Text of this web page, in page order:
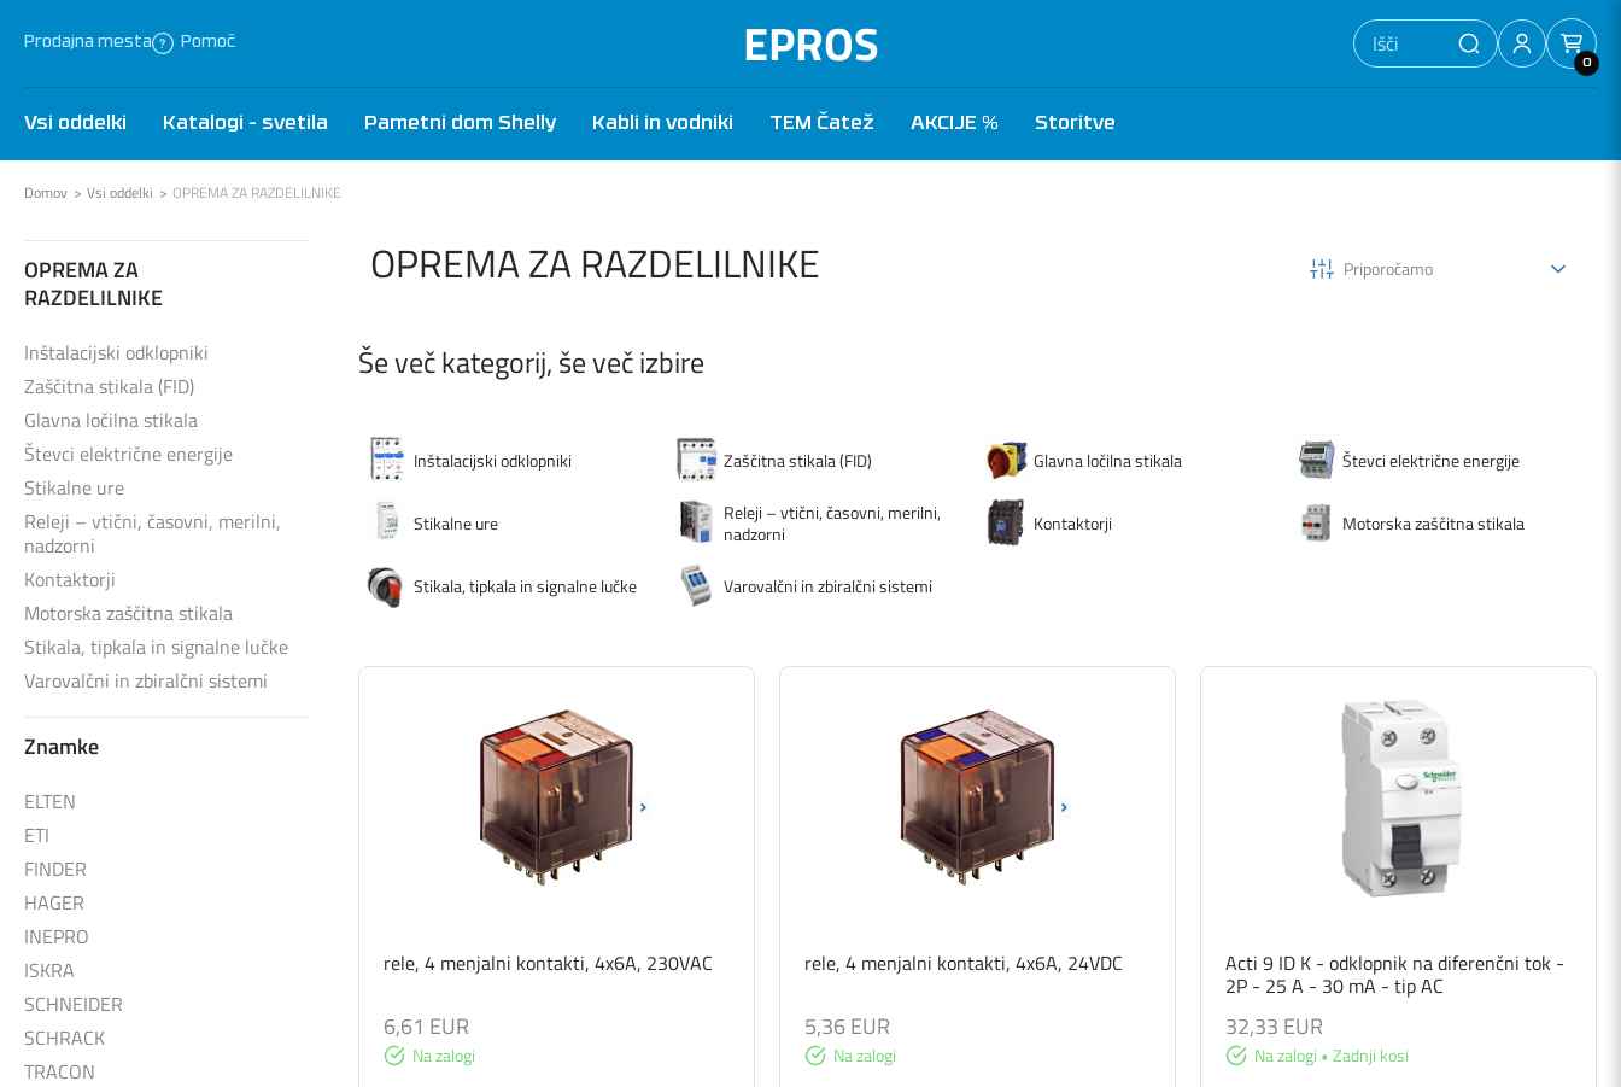
Prodajna mesta Pomoč EPROS 0
Vsi oddelki Katalogi - svetila Pametni dom Shelly Kabli in vodniki TEM Čatež AKCIJE % Storitve
Domov Vsi oddelki OPREMA ZA RAZDELILNIKE
OPREMA ZA
RAZDELILNIKE
Inštalacijski odklopniki
Zaščitna stikala (FID)
Glavna ločilna stikala
Števci električne energije
Stikalne ure
Releji – vtični, časovni, merilni,
nadzorni
Kontaktorji
Motorska zaščitna stikala
Stikala, tipkala in signalne lučke
Varovalčni in zbiralčni sistemi
Znamke
ELTEN
ETI
FINDER
HAGER
INEPRO
ISKRA
SCHNEIDER
SCHRACK
TRACON
OPREMA ZA RAZDELILNIKE Priporočamo
Še več kategorij, še več izbire
Inštalacijski odklopniki Zaščitna stikala (FID) Glavna ločilna stikala Števci električne energije
Stikalne ure
Releji – vtični, časovni, merilni,
nadzorni
Kontaktorji Motorska zaščitna stikala
Stikala, tipkala in signalne lučke Varovalčni in zbiralčni sistemi
rele, 4 menjalni kontakti, 4x6A, 230VAC
Na zalogi
6,61 EUR
rele, 4 menjalni kontakti, 4x6A, 24VDC
Na zalogi
5,36 EUR
Acti 9 ID K - odklopnik na diferenčni tok -
2P - 25 A - 30 mA - tip AC
Na zalogi • Zadnji kosi
32,33 EUR